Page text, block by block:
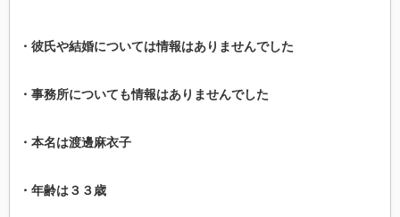
・彼氏や結婚については情報はありませんでした
・事務所についても情報はありませんでした
・本名は渡邊麻衣子
・年齢は３３歳